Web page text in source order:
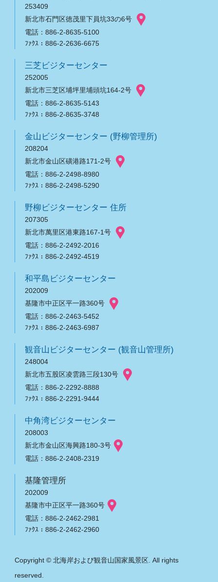
253409
新北市石門区徳茂里下員坑33の6号
電話：886-2-8635-5100
ﾌｧｸｽ：886-2-2636-6675
三芝ビジターセンター
252005
新北市三芝区埔坪里埔頭坑164-2号
電話：886-2-8635-5143
ﾌｧｸｽ：886-2-8635-3748
金山ビジターセンター (野柳管理所)
208204
新北市金山区磺港路171-2号
電話：886-2-2498-8980
ﾌｧｸｽ：886-2-2498-5290
野柳ビジターセンター 住所
207305
新北市萬里区港東路167-1号
電話：886-2-2492-2016
ﾌｧｸｽ：886-2-2492-4519
和平島ビジターセンター
202009
基隆市中正区平一路360号
電話：886-2-2463-5452
ﾌｧｸｽ：886-2-2463-6987
観音山ビジターセンター (観音山管理所)
248004
新北市五股区凌雲路三段130号
電話：886-2-2292-8888
ﾌｧｸｽ：886-2-2291-9444
中角湾ビジターセンター
208003
新北市金山区海興路180-3号
電話：886-2-2408-2319
基隆管理所
202009
基隆市中正区平一路360号
電話：886-2-2462-2981
ﾌｧｸｽ：886-2-2462-2960
Copyright © 北海岸および観音山国家風景区. All rights
reserved.